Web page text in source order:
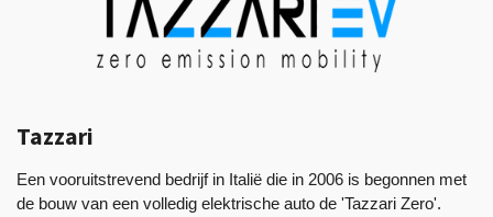
Tazzari
Een vooruitstrevend bedrijf in Italië die in 2006 is begonnen met
de bouw van een volledig elektrische auto de 'Tazzari Zero'.